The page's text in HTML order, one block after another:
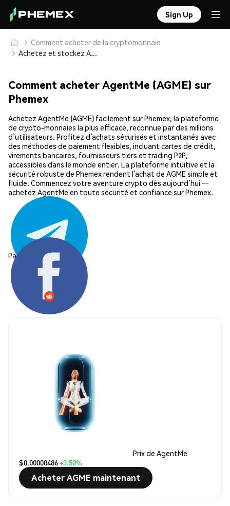
Sign Up
Comment acheter de la cryptomonnaie
Achetez et stockez AgentMe (AGME) en toute sécurité
Comment acheter AgentMe (AGME) sur
Phemex
Achetez AgentMe (AGME) facilement sur Phemex, la plateforme
de crypto-monnaies la plus efficace, reconnue par des millions
d’utilisateurs. Profitez d’achats sécurisés et instantanés avec
des méthodes de paiement flexibles, incluant cartes de crédit,
virements bancaires, fournisseurs tiers et trading P2P,
accessibles dans le monde entier. La plateforme intuitive et la
sécurité robuste de Phemex rendent l’achat de AGME simple et
fluide. Commencez votre aventure crypto dès aujourd’hui —
achetez AgentMe en toute sécurité et confiance sur Phemex.
Partager:
Prix de AgentMe
$0.00000486+3.50%
Acheter AGME maintenant